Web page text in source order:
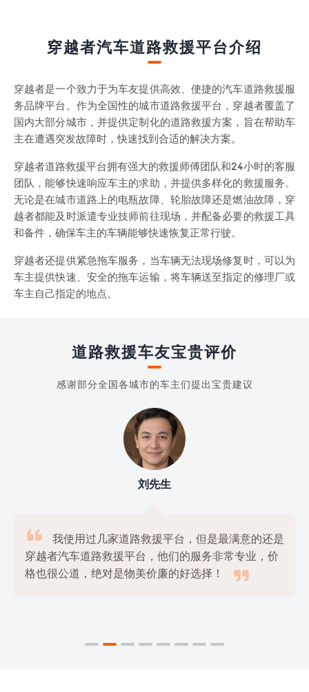
穿越者汽车道路救援平台介绍
穿越者是一个致力于为车友提供高效、便捷的汽车道路救援服
务品牌平台。作为全国性的城市道路救援平台，穿越者覆盖了
国内大部分城市，并提供定制化的道路救援方案，旨在帮助车
主在遭遇突发故障时，快速找到合适的解决方案。
穿越者道路救援平台拥有强大的救援师傅团队和24小时的客服
团队，能够快速响应车主的求助，并提供多样化的救援服务。
无论是在城市道路上的电瓶故障、轮胎故障还是燃油故障，穿
越者都能及时派遣专业技师前往现场，并配备必要的救援工具
和备件，确保车主的车辆能够快速恢复正常行驶。
穿越者还提供紧急拖车服务，当车辆无法现场修复时，可以为
车主提供快速、安全的拖车运输，将车辆送至指定的修理厂或
车主自己指定的地点。
道路救援车友宝贵评价
感谢部分全国各城市的车主们提出宝贵建议
刘先生

我使用过几家道路救援平台，但是最满意的还是
穿越者汽车道路救援平台，他们的服务非常专业，价
格也很公道，绝对是物美价廉的好选择！
